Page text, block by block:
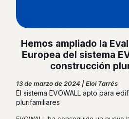
Hemos ampliado la
Europea del sistema
construcción
13 de marzo de 2024 | Eloi Tarrés
El sistema EVOWALL apto para
plurifamiliares